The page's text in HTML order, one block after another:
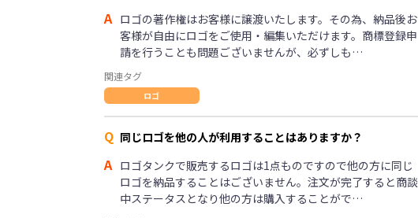
A ロゴの著作権はお客様に譲渡いたします。その為、納品後お
客様が自由にロゴをご使用・編集いただけます。商標登録申
請を行うことも問題ございませんが、必ずしも…
関連タグ
ロゴ
Q 同じロゴを他の人が利用することはありますか？
A ロゴタンクで販売するロゴは1点ものですので他の方に同じ
ロゴを納品することはございません。注文が完了すると商談
中ステータスとなり他の方は購入することがで…